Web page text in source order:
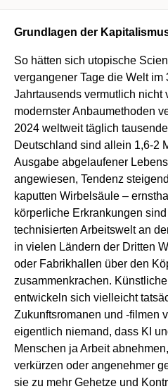
Grundlagen der
So hätten sich utopische
vergangener Tage die Welt im
Jahrtausends vermutlich nicht
modernster Anbaumethoden
2024 weltweit täglich
Deutschland sind allein 1,6-2
Ausgabe abgelaufener
angewiesen, Tendenz
kaputten Wirbelsäule –
körperliche Erkrankungen
technisierten Arbeitswelt an
in vielen Ländern der Dritten
oder Fabrikhallen über den
zusammenkrachen.
entwickeln sich vielleicht
Zukunftsromanen und -filmen
eigentlich niemand, dass KI
Menschen ja Arbeit
verkürzen oder angenehmer
sie zu mehr Gehetze und